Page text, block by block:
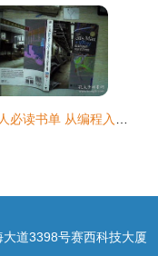
道3398号赛西科技大厦